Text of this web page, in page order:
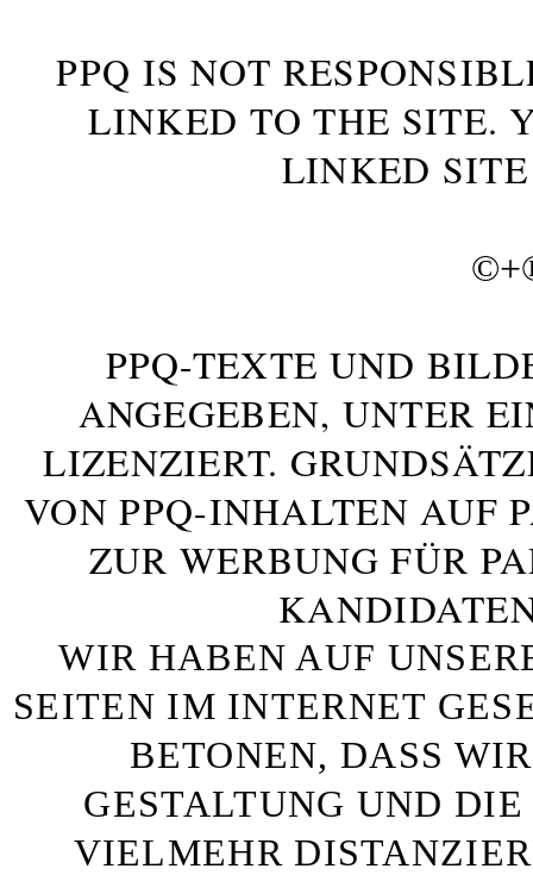
PPQ IS NOT
LINKED TO THE SITE.
LINKED
©+
PPQ-TEXTE UND
ANGEGEBEN, UNTER
LIZENZIERT.
VON PPQ-INHALTEN AUF
ZUR WERBUNG FÜR
WIR HABEN AUF
SEITEN IM INTERNET
BETONEN, DASS
GESTALTUNG UND
VIELMEHR